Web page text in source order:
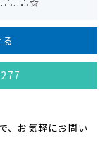
、お気軽にお問い